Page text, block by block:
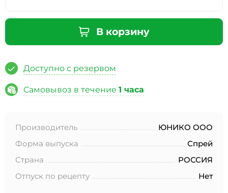
В корзину
Доступно с резервом
Самовывоз в течение 1 часа
Производитель
ЮНИКО ООО
Форма выпуска
Спрей
Страна
РОССИЯ
Отпуск по рецепту
Нет
Защита от автоматических сообщений
соответствии с Федеральным законом от 27.07.2006 года
целей, определенных в Согласии на обработку